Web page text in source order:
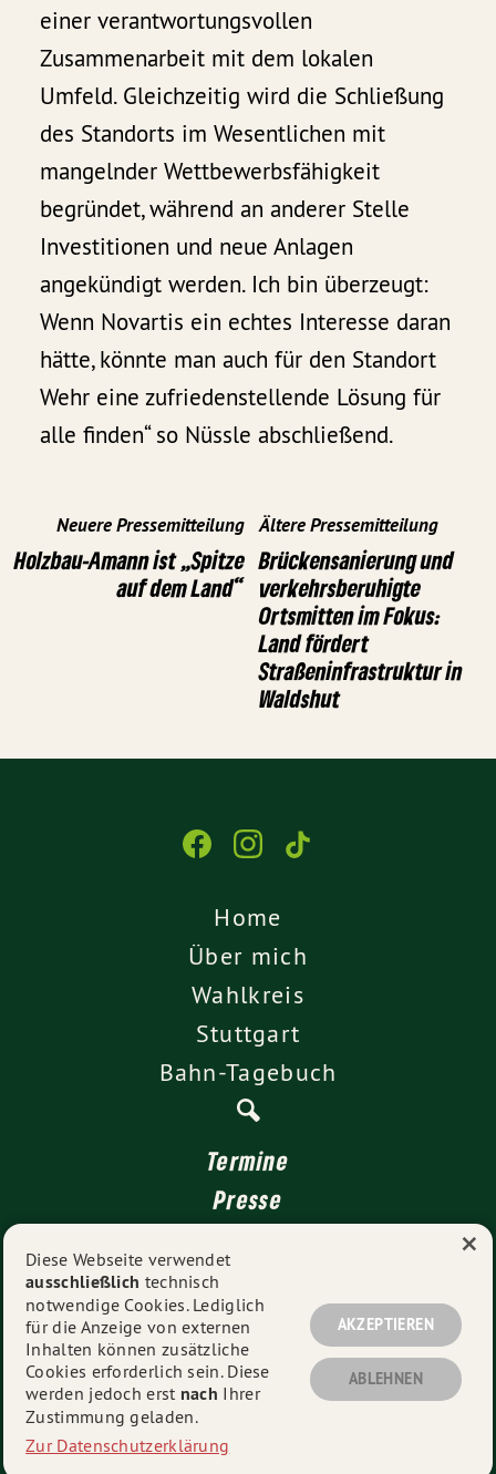
einer verantwortungsvollen
Zusammenarbeit mit dem lokalen
Umfeld. Gleichzeitig wird die Schließung
des Standorts im Wesentlichen mit
mangelnder Wettbewerbsfähigkeit
begründet, während an anderer Stelle
Investitionen und neue Anlagen
angekündigt werden. Ich bin überzeugt:
Wenn Novartis ein echtes Interesse daran
hätte, könnte man auch für den Standort
Wehr eine zufriedenstellende Lösung für
alle finden“ so Nüssle abschließend.
Neuere Pressemitteilung
Holzbau-Amann ist „Spitze
auf dem Land“
Ältere Pressemitteilung
Brückensanierung und
verkehrsberuhigte
Ortsmitten im Fokus:
Land fördert
Straßeninfrastruktur in
Waldshut
Home
Über mich
Wahlkreis
Stuttgart
Bahn-Tagebuch
Termine
Presse
Impressum
Datenschutz
© 2026 Niklas Nüssle MdL - Alle Rechte vorbehalten.
Diese Webseite verwendet
ausschließlich technisch
notwendige Cookies. Lediglich
für die Anzeige von externen
Inhalten können zusätzliche
Cookies erforderlich sein. Diese
werden jedoch erst nach Ihrer
Zustimmung geladen.
Zur Datenschutzerklärung
AKZEPTIEREN
ABLEHNEN
×